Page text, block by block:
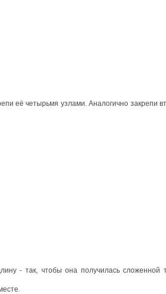
её четырьмя узлами. Аналогично закрепи
- так, чтобы она получилась сложенной